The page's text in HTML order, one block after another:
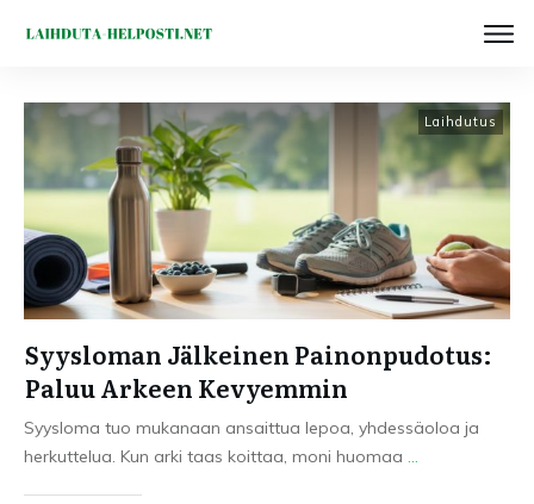
Laihdutus
Syysloman Jälkeinen Painonpudotus:
Paluu Arkeen Kevyemmin
Syysloma tuo mukanaan ansaittua lepoa, yhdessäoloa ja
herkuttelua. Kun arki taas koittaa, moni huomaa ...